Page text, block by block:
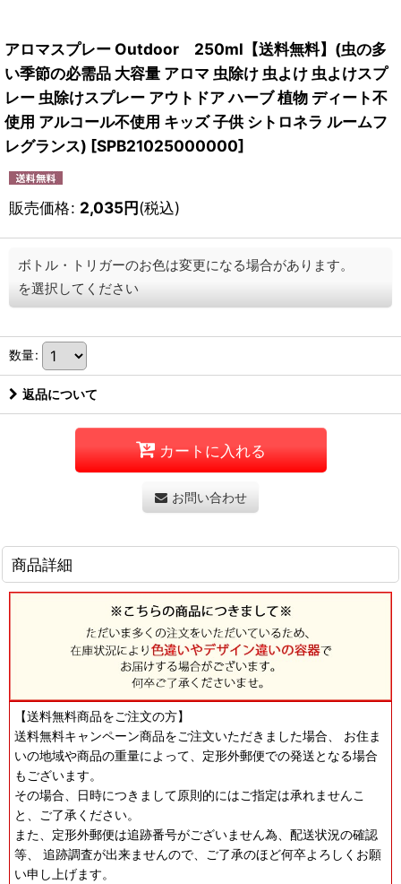
アロマスプレー Outdoor 250ml【送料無料】(虫の多
い季節の必需品 大容量 アロマ 虫除け 虫よけ 虫よけスプ
レー 虫除けスプレー アウトドア ハーブ 植物 ディート不
使用 アルコール不使用 キッズ 子供 シトロネラ ルームフ
レグランス) [SPB21025000000]
販売価格: 2,035円(税込)
ボトル・トリガーのお色は変更になる場合があります。
を選択してください
数量:
返品について
カートに入れる
お問い合わせ
商品詳細
【送料無料商品をご注文の方】
送料無料キャンペーン商品をご注文いただきました場合、 お住ま
いの地域や商品の重量によって、定形外郵便での発送となる場合
もございます。
その場合、日時につきまして原則的にはご指定は承れませんこ
と、ご了承ください。
また、定形外郵便は追跡番号がございません為、配送状況の確認
等、 追跡調査が出来ませんので、ご了承のほど何卒よろしくお願
い申し上げます。